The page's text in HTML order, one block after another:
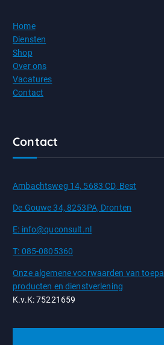
Home
Diensten
Shop
Over ons
Vacatures
Contact
Contact
Ambachtsweg 14, 5683 CD, Best
De Gouwe 34, 8253PA, Dronten
E: info@quconsult.nl
T: 085-0805360
Onze algemene voorwaarden van
producten en dienstverlening
K.v.K: 75221659